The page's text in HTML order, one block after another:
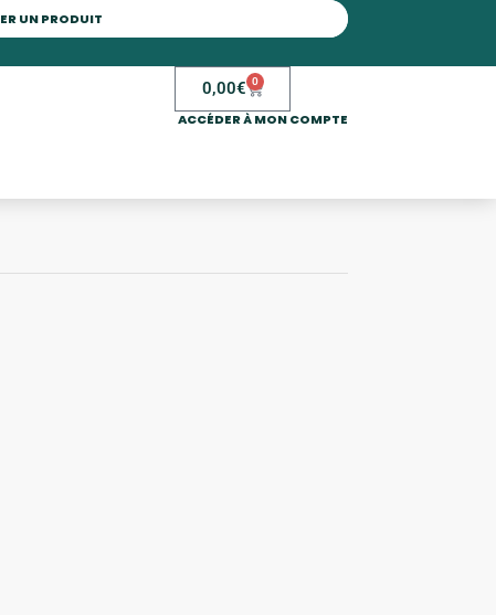
0,00€ 0
ACCÉDER À MON COMPTE